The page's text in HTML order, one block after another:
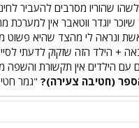
על רצף כלשהו שהוריו מסרבים
יוגדר ווטאבר אין למערכת
ונראה לי מהצד שהיא
בשנה הבאה + הילד הזה שזקוק
הילדים אין תקשורת והשפה
(חטיבה צעירה)? "גמר